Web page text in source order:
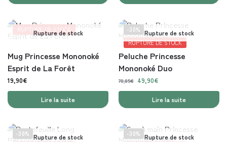
RUPTURE DE STOCK
Rupture de stock
Mug Princesse Mononoké
Esprit de La Forêt
19,90€
Lire la suite
-30%
RUPTURE DE STOCK
Rupture de stock
Peluche Princesse
Mononoké Duo
70,85€ 49,90€
Lire la suite
-30% Rupture de stock
-30% Rupture de stock